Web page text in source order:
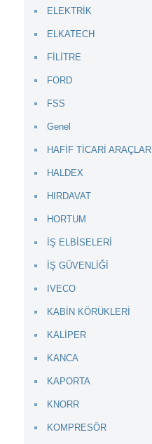
ELEKTRİK
ELKATECH
FİLİTRE
FORD
FSS
Genel
HAFİF TİCARİ ARAÇLAR
HALDEX
HIRDAVAT
HORTUM
İŞ ELBİSELERİ
İŞ GÜVENLİĞİ
IVECO
KABİN KÖRÜKLERİ
KALİPER
KANCA
KAPORTA
KNORR
KOMPRESÖR